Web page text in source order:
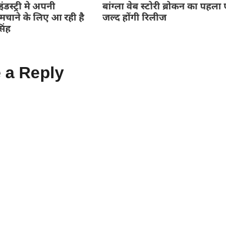
मे अपनी
के लिए आ रही है
बांग्ला वेब स्टोरी ब्रोकन का
जल्द होंगी रिलीज
a Reply